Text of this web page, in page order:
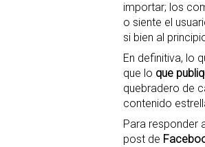
importar; los
o siente el
si bien al
En definitiva, lo
que lo que
quebradero de
contenido
Para responder
post de